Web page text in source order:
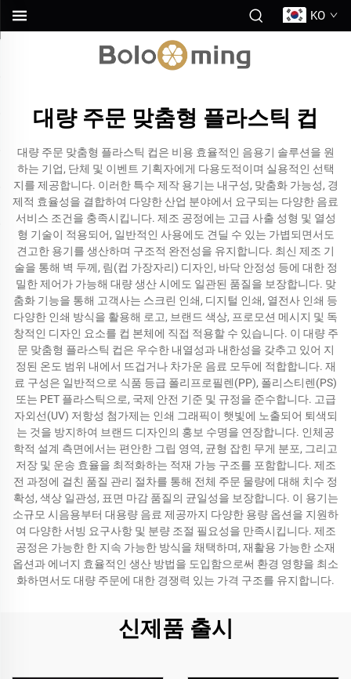
KO
대량 주문 맞춤형 플라스틱 컵
대량 주문 맞춤형 플라스틱 컵은 비용 효율적인 음용기 솔루션을 원
하는 기업, 단체 및 이벤트 기획자에게 다용도적이며 실용적인 선택
지를 제공합니다. 이러한 특수 제작 용기는 내구성, 맞춤화 가능성, 경
제적 효율성을 결합하여 다양한 산업 분야에서 요구되는 다양한 음료
서비스 조건을 충족시킵니다. 제조 공정에는 고급 사출 성형 및 열성
형 기술이 적용되어, 일반적인 사용에도 견딜 수 있는 가볍되면서도
견고한 용기를 생산하며 구조적 완전성을 유지합니다. 최신 제조 기
술을 통해 벽 두께, 림(컵 가장자리) 디자인, 바닥 안정성 등에 대한 정
밀한 제어가 가능해 대량 생산 시에도 일관된 품질을 보장합니다. 맞
춤화 기능을 통해 고객사는 스크린 인쇄, 디지털 인쇄, 열전사 인쇄 등
다양한 인쇄 방식을 활용해 로고, 브랜드 색상, 프로모션 메시지 및 독
창적인 디자인 요소를 컵 본체에 직접 적용할 수 있습니다. 이 대량 주
문 맞춤형 플라스틱 컵은 우수한 내열성과 내한성을 갖추고 있어 지
정된 온도 범위 내에서 뜨겁거나 차가운 음료 모두에 적합합니다. 재
료 구성은 일반적으로 식품 등급 폴리프로필렌(PP), 폴리스티렌(PS)
또는 PET 플라스틱으로, 국제 안전 기준 및 규정을 준수합니다. 고급
자외선(UV) 저항성 첨가제는 인쇄 그래픽이 햇빛에 노출되어 퇴색되
는 것을 방지하여 브랜드 디자인의 홍보 수명을 연장합니다. 인체공
학적 설계 측면에서는 편안한 그립 영역, 균형 잡힌 무게 분포, 그리고
저장 및 운송 효율을 최적화하는 적재 가능 구조를 포함합니다. 제조
전 과정에 걸친 품질 관리 절차를 통해 전체 주문 물량에 대해 치수 정
확성, 색상 일관성, 표면 마감 품질의 균일성을 보장합니다. 이 용기는
소규모 시음용부터 대용량 음료 제공까지 다양한 용량 옵션을 지원하
여 다양한 서빙 요구사항 및 분량 조절 필요성을 만족시킵니다. 제조
공정은 가능한 한 지속 가능한 방식을 채택하며, 재활용 가능한 소재
옵션과 에너지 효율적인 생산 방법을 도입함으로써 환경 영향을 최소
화하면서도 대량 주문에 대한 경쟁력 있는 가격 구조를 유지합니다.
신제품 출시